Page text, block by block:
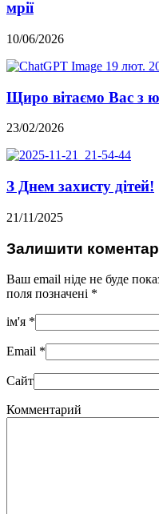
мрії
10/06/2026
Щиро вітаємо Вас з
23/02/2026
З Днем захисту дітей!
21/11/2025
Залишити коментар
Ваш email ніде не буде
поля позначені *
ім'я *
Email *
Сайт
Комментарий